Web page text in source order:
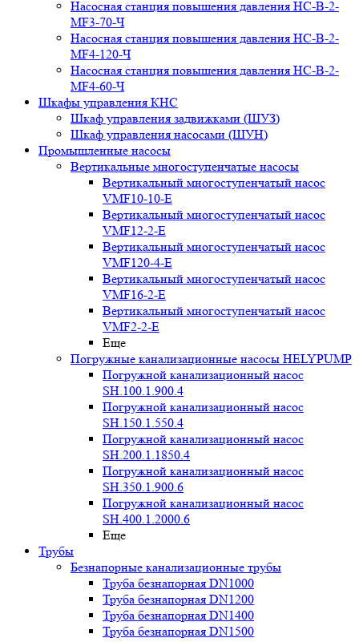
Насосная станция повышения давления НС-В-2-
MF3-70-Ч
Насосная станция повышения давления НС-В-2-
MF4-120-Ч
Насосная станция повышения давления НС-В-2-
MF4-60-Ч
Шкафы управления КНС
Шкаф управления задвижками (ШУЗ)
Шкаф управления насосами (ШУН)
Промышленные насосы
Вертикальные многоступенчатые насосы
Вертикальный многоступенчатый насос
VMF10-10-E
Вертикальный многоступенчатый насос
VMF12-2-E
Вертикальный многоступенчатый насос
VMF120-4-E
Вертикальный многоступенчатый насос
VMF16-2-E
Вертикальный многоступенчатый насос
VMF2-2-E
Еще
Погружные канализационные насосы HELYPUMP
Погружной канализационный насос
SH.100.1.900.4
Погружной канализационный насос
SH.150.1.550.4
Погружной канализационный насос
SH.200.1.1850.4
Погружной канализационный насос
SH.350.1.900.6
Погружной канализационный насос
SH.400.1.2000.6
Еще
Трубы
Безнапорные канализационные трубы
Труба безнапорная DN1000
Труба безнапорная DN1200
Труба безнапорная DN1400
Труба безнапорная DN1500